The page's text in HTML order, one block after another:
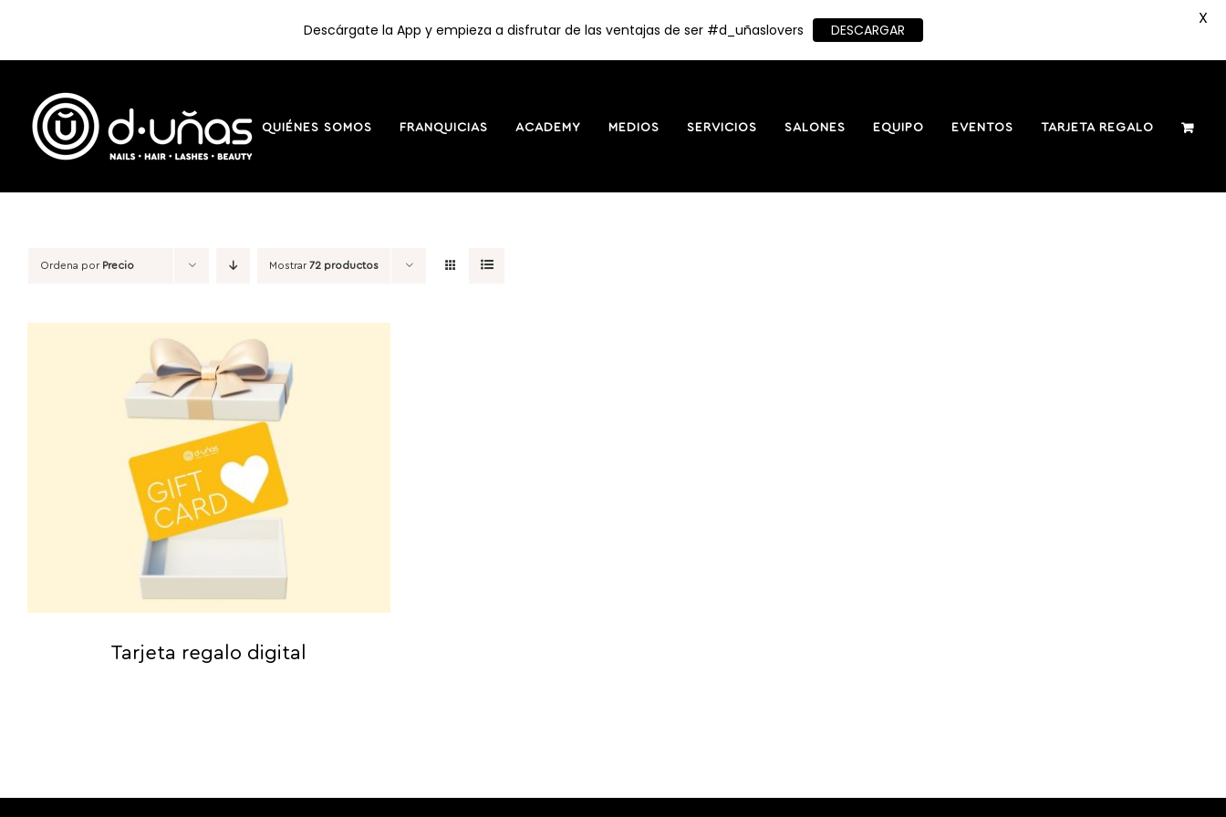
contenido
QUIÉNES SOMOS FRANQUICIAS ACADEMY MEDIOS SERVICIOS SALONES EQUIPO EVENTOS TARJETA REGALO
Ordena por Precio Mostrar72 productos
Tarjeta regalo digital
Descárgate la App y empieza a disfrutar de las ventajas de ser #d_uñaslovers DESCARGAR
X